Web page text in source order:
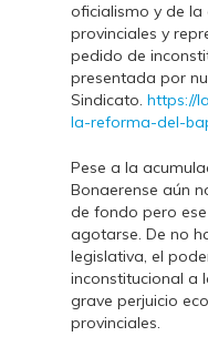
oficialismo y de la
provinciales y
pedido de
presentada por
Sindicato.https://
la-reforma-del-
Pese a la
Bonaerense aún
de fondo pero
agotarse. De no
legislativa, el
inconstitucional a
grave perjuicio
provinciales.